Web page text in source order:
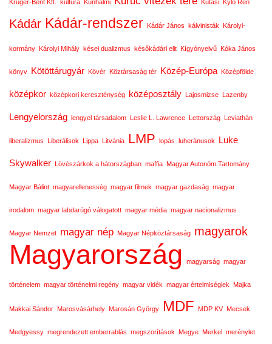
Kruger-Bent Kft. kultúra Kunhalmi Kutasi Kylo Ren
Kádár Kádár-rendszer Kádár János kálvinisták Károlyi-
kormány Károlyi Mihály kései dualizmus későkádári elit Kígyónyelvű Kóka János
könyv Kötöttárugyár Kövér Köztársaság tér Közép-Európa Középfölde
középkor középkori kereszténység középosztály Lajosmizse Lazenby
Lengyelország lengyel társadalom Leslie L. Lawrence Lettország Leviathán
liberalizmus Liberálisok Lippa Litvánia LMP lopás luheránusok Luke
Skywalker Lövészárkok a hátországban maffia Magyar Autonóm Tartomány
Magyar Bálint magyarellenesség magyar filmek magyar gazdaság magyar
irodalom magyar labdarúgó válogatott magyar média magyar nacionalizmus
Magyar Nemzet magyar nép Magyar Népköztársaság magyarok
Magyarország magyarság magyar
történelem magyar történelmi regény magyar vidék magyar értelmiségiek Majka
Makkai Sándor Marosvásárhely Marosán György MDF MDP KV Mecsek
Medgyessy megrendezett emberrablás megszorítások Megye Merkel merénylet